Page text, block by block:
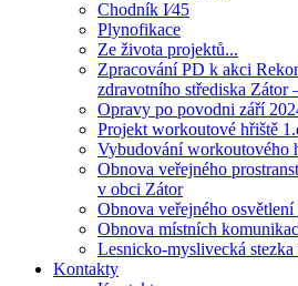
Chodník I⁄45
Plynofikace
Ze života projektů...
Zpracování PD k akci
zdravotního střediska Zátor
Opravy po povodni září
Projekt workoutové hřiště
Vybudování workoutového
Obnova veřejného
v obci Zátor
Obnova veřejného
Obnova místních
Lesnicko-myslivecká
Kontakty